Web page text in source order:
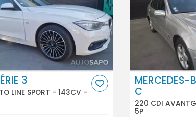
3
LINE SPORT - 143CV -
MERCEDES-
C
220 CDI
5P